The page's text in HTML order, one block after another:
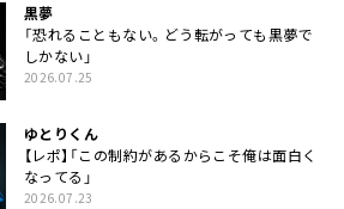
黒夢
「恐れることもない。どう転がっても黒夢で
しかない」
2026.07.25
ゆとりくん
【レポ】「この制約があるからこそ俺は面白く
なってる」
2026.07.23